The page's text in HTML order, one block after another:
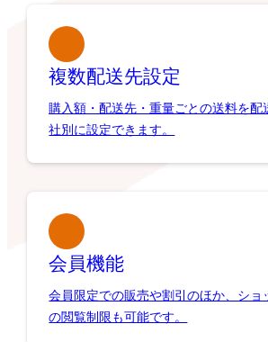
複数配送先設定
購入額・配送先・重量ごとの送料を配
社別に設定できます。
会員機能
会員限定での販売や割引のほか、ショ
の閲覧制限も可能です。